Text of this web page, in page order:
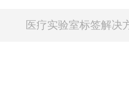
医疗实验室标签解决